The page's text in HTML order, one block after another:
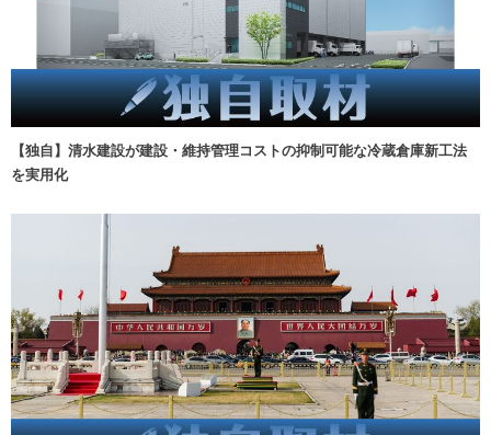
【独自】清水建設が建設・維持管理コストの抑制可能な冷蔵倉庫新工法
を実用化